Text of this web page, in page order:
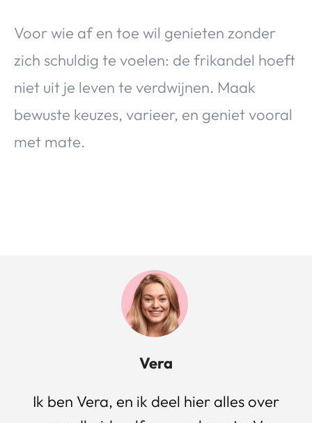
Voor wie af en toe wil genieten zonder
zich schuldig te voelen: de frikandel hoeft
niet uit je leven te verdwijnen. Maak
bewuste keuzes, varieer, en geniet vooral
met mate.
Vera
Ik ben Vera, en ik deel hier alles over